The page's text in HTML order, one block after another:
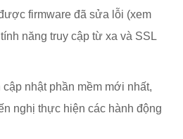
firmware đã sửa lỗi (xem
năng truy cập từ xa và SSL
nhật phần mềm mới nhất,
nghị thực hiện các hành động